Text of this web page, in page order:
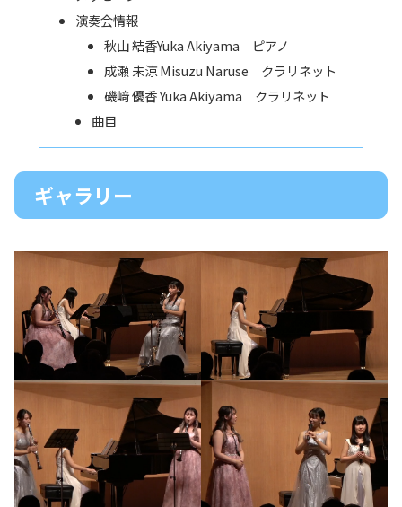
演奏会情報
秋山 結香Yuka Akiyama ピアノ
成瀬 未涼 Misuzu Naruse クラリネット
磯﨑 優香 Yuka Akiyama クラリネット
曲目
ギャラリー